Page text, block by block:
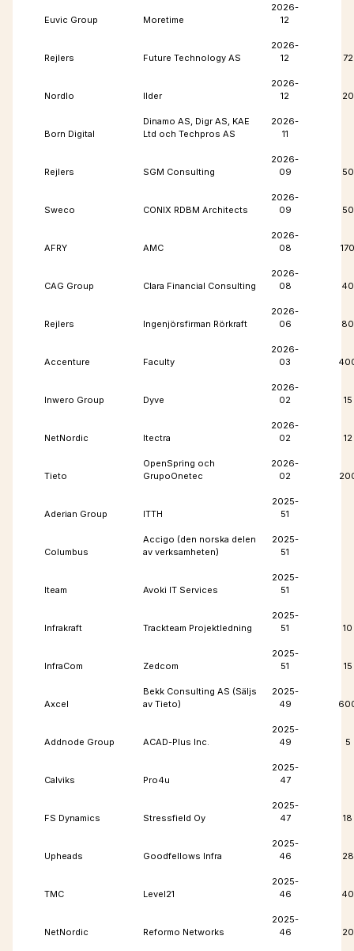
Euvic Group Moretime
2026-
12
Rejlers Future Technology AS
2026-
12
72
Nordlo Ilder
2026-
12
20
Born Digital
Dinamo AS, Digr AS, KAE
Ltd och Techpros AS
2026-
11
Rejlers SGM Consulting
2026-
09
50
Sweco CONIX RDBM Architects
2026-
09
50
AFRY AMC
2026-
08
170
CAG Group Clara Financial Consulting
2026-
08
40
Rejlers Ingenjörsfirman Rörkraft
2026-
06
80
Accenture Faculty
2026-
03
Inwero Group Dyve
2026-
02
15
NetNordic Itectra
2026-
02
12
Tieto
OpenSpring och
GrupoOnetec
2026-
02
Aderian Group ITTH
2025-
51
Columbus
Accigo (den norska delen
av verksamheten)
2025-
51
Iteam Avoki IT Services
2025-
51
Infrakraft Trackteam Projektledning
2025-
51
10
InfraCom Zedcom
2025-
51
15
Axcel
Bekk Consulting AS (Säljs
av Tieto)
2025-
49
Addnode Group ACAD-Plus Inc.
2025-
49
5
Calviks Pro4u
2025-
47
FS Dynamics Stressfield Oy
2025-
47
18
Upheads Goodfellows Infra
2025-
46
28
TMC Level21
2025-
46
40
NetNordic Reformo Networks
2025-
46
20